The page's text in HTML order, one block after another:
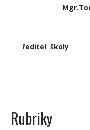
Mgr.Tomáš
ředitel školy
Rubriky